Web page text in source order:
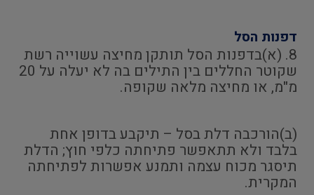
דפנות הסל
8. (א)בדפנות הסל תותקן מחיצה עשוייה רשת
שקוטר החללים בין התילים בה לא יעלה על 20
מ"מ, או מחיצה מלאה שקופה.
(ב)הורכבה דלת בסל – תיקבע בדופן אחת
בלבד ולא תתאפשר פתיחתה כלפי חוץ; הדלת
תיסגר מכוח עצמה ותמנע אפשרות לפתיחתה
המקרית.